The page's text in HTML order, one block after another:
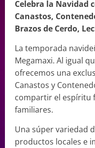
Celebra la Navidad
Canastos,
Brazos de Cerdo,
La temporada
Megamaxi. Al igual
ofrecemos una
Canastos y
compartir el espíritu
familiares.
Una súper variedad
productos locales e